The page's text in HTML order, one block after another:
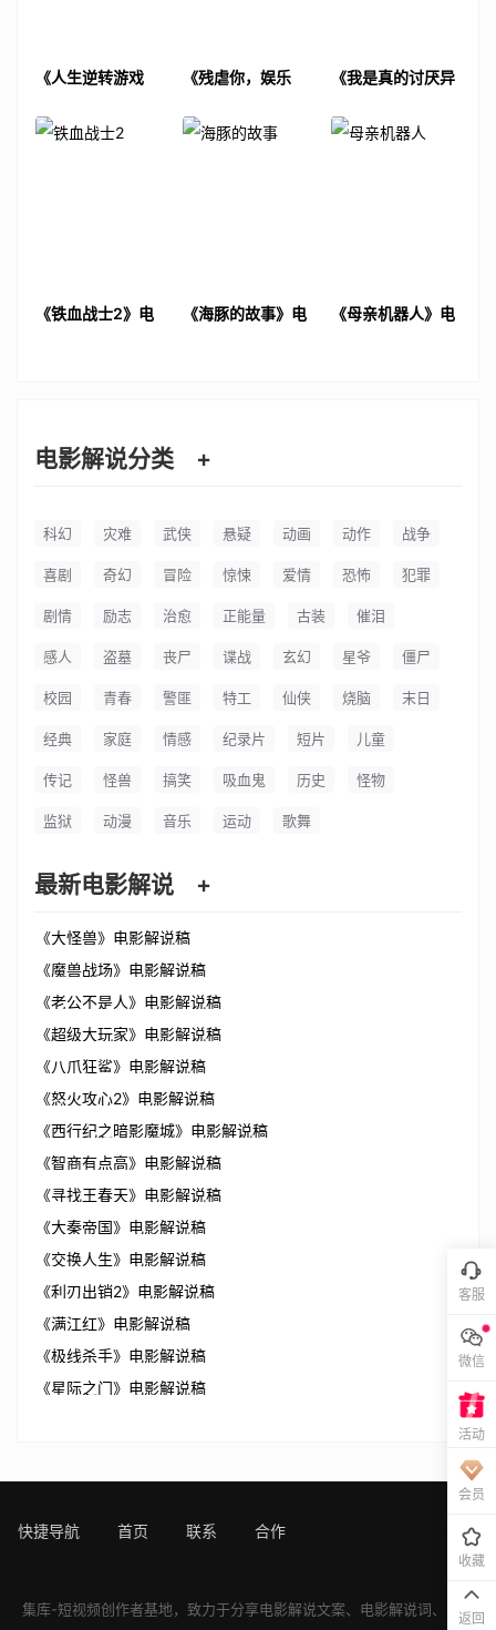
《人生逆转游戏
《残虐你，娱乐
《我是真的讨厌异
案
《铁血战士2》电
《海豚的故事》电
《母亲机器人》电
电影解说分类 +
科幻 灾难 武侠 悬疑 动画 动作 战争
喜剧 奇幻 冒险 惊悚 爱情 恐怖 犯罪
剧情 励志 治愈 正能量 古装 催泪
感人 盗墓 丧尸 谍战 玄幻 星爷 僵尸
校园 青春 警匪 特工 仙侠 烧脑 末日
经典 家庭 情感 纪录片 短片 儿童
传记 怪兽 搞笑 吸血鬼 历史 怪物
监狱 动漫 音乐 运动 歌舞
最新电影解说 +
《大怪兽》电影解说稿
《魔兽战场》电影解说稿
《老公不是人》电影解说稿
《超级大玩家》电影解说稿
《八爪狂鲨》电影解说稿
《怒火攻心2》电影解说稿
《西行纪之暗影魔城》电影解说稿
《智商有点高》电影解说稿
《寻找王春天》电影解说稿
《大秦帝国》电影解说稿
《交换人生》电影解说稿
《利刃出销2》电影解说稿
《满江红》电影解说稿
《极线杀手》电影解说稿
《星际之门》电影解说稿
快捷导航 首页 联系 合作
[!---page.sta
集库-短视频创作者基地，致力于分享电影解说文案、 电影解说词、 电影
客服
微信
活动
会员
收藏
返回